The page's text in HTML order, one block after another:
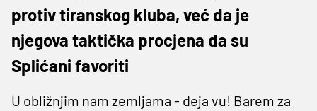
protiv tiranskog kluba, već da je
njegova taktička procjena da su
Splićani favoriti
U obližnjim nam zemljama - deja vu! Barem za